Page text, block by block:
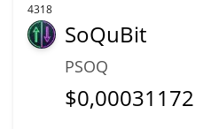
4318
SoQuBit
PSOQ
$0,00031172